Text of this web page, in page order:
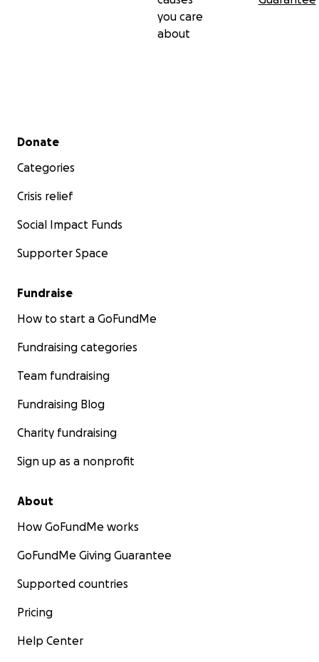
you care
about
Secondary menu
Donate
Categories
Crisis relief
Social Impact Funds
Supporter Space
Fundraise
How to start a GoFundMe
Fundraising categories
Team fundraising
Fundraising Blog
Charity fundraising
Sign up as a nonprofit
About
How GoFundMe works
GoFundMe Giving Guarantee
Supported countries
Pricing
Help Center